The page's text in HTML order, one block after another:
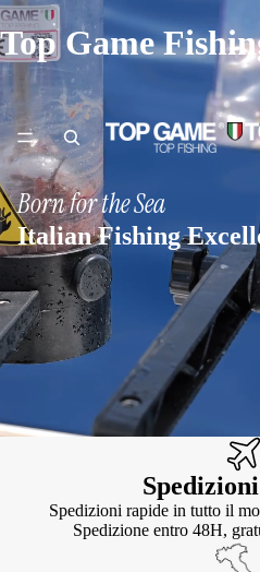
Top Game
Born for the Sea
Italian Fishing
Spedizioni rapide in tutto il
Spedizione entro 48H,